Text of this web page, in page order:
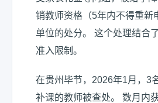
销教师资格（5年内不得重新
单位的处分。 这个处理结合
准入限制。
在贵州毕节，2026年1月，3
补课的教师被查处。 数月内